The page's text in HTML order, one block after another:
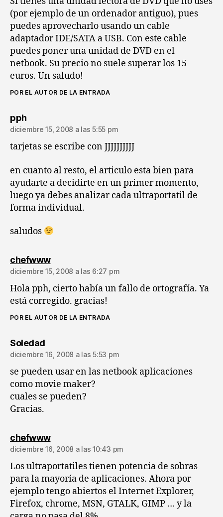
(por ejemplo de un ordenador antiguo), pues
puedes aprovecharlo usando un cable
adaptador IDE/SATA a USB. Con este cable
puedes poner una unidad de DVD en el
netbook. Su precio no suele superar los 15
euros. Un saludo!
POR EL AUTOR DE LA ENTRADA
pphdice:
diciembre 15, 2008 a las 5:55 pm
tarjetas se escribe con JJJJJJJJJJ
en cuanto al resto, el articulo esta bien para
ayudarte a decidirte en un primer momento,
luego ya debes analizar cada ultraportatil de
forma individual.
saludos
chefwwwdice:
diciembre 15, 2008 a las 6:27 pm
Hola pph, cierto había un fallo de ortografía. Ya
está corregido. gracias!
POR EL AUTOR DE LA ENTRADA
Soledaddice:
diciembre 16, 2008 a las 5:53 pm
se pueden usar en las netbook aplicaciones
como movie maker?
cuales se pueden?
Gracias.
chefwwwdice:
diciembre 16, 2008 a las 10:43 pm
Los ultraportatiles tienen potencia de sobras
para la mayoría de aplicaciones. Ahora por
ejemplo tengo abiertos el Internet Explorer,
Firefox, chrome, MSN, GTALK, GIMP … y la